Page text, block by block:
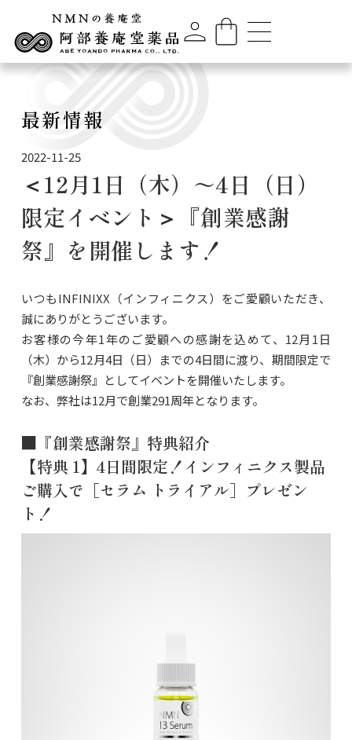
最新情報
2022-11-25
＜12月1日（木）～4日（日）
限定イベント＞『創業感謝
祭』を開催します！
いつもINFINIXX（インフィニクス）をご愛顧いただき、
誠にありがとうございます。
お客様の今年1年のご愛顧への感謝を込めて、12月1日
（木）から12月4日（日）までの4日間に渡り、期間限定で
『創業感謝祭』としてイベントを開催いたします。
なお、弊社は12月で創業291周年となります。
■『創業感謝祭』特典紹介
【特典 1】4日間限定！インフィニクス製品
ご購入で［セラム トライアル］プレゼン
ト！